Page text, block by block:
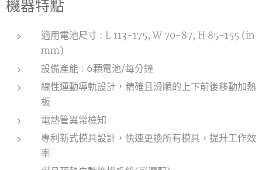
機器特點
適用電池尺寸 : L 113-175, W 70-87, H 85-155 (in
mm)
設備產能 : 6顆電池/每分鐘
線性運動導軌設計，精確且滑順的上下前後移動加熱
板
電熱管異常檢知
專利新式模具設計，快速更換所有模具，提升工作效
率